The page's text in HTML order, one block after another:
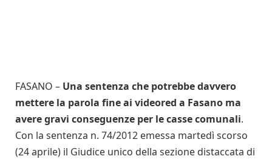
FASANO – Una sentenza che potrebbe davvero
mettere la parola fine ai videored a Fasano ma
avere gravi conseguenze per le casse comunali.
Con la sentenza n. 74/2012 emessa martedì scorso
(24 aprile) il Giudice unico della sezione distaccata di